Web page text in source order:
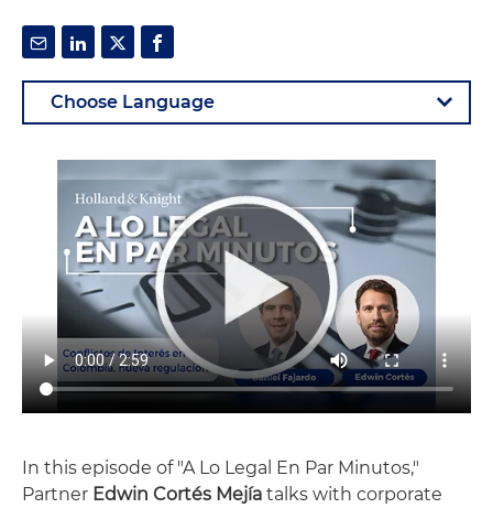
In this episode of "A Lo Legal En Par Minutos,"
Partner Edwin Cortés Mejía talks with corporate